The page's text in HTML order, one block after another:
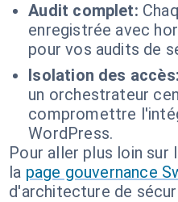
Audit complet:
enregistrée avec
pour vos audits de
Isolation des accès:
un orchestrateur
compromettre
WordPress.
Pour aller plus loin
la page gouvernance
d'architecture de